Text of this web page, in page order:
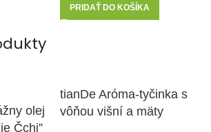
PRIDAŤ DO KOŠÍKA
olej
Čchi”
tianDe Aróma-tyčinka s
vôňou višní a mäty